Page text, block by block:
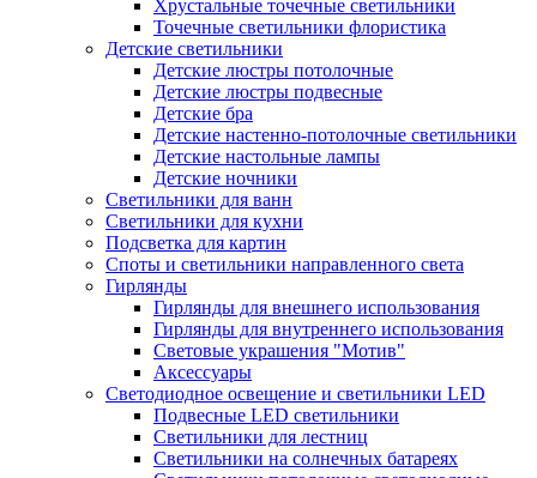
Хрустальные точечные светильники
Точечные светильники флористика
Детские светильники
Детские люстры потолочные
Детские люстры подвесные
Детские бра
Детские настенно-потолочные светильники
Детские настольные лампы
Детские ночники
Светильники для ванн
Светильники для кухни
Подсветка для картин
Споты и светильники направленного света
Гирлянды
Гирлянды для внешнего использования
Гирлянды для внутреннего использования
Световые украшения "Мотив"
Аксессуары
Светодиодное освещение и светильники LED
Подвесные LED светильники
Светильники для лестниц
Светильники на солнечных батареях